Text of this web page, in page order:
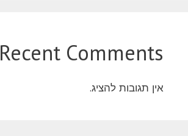
Recent Comments
אין תגובות להציג.